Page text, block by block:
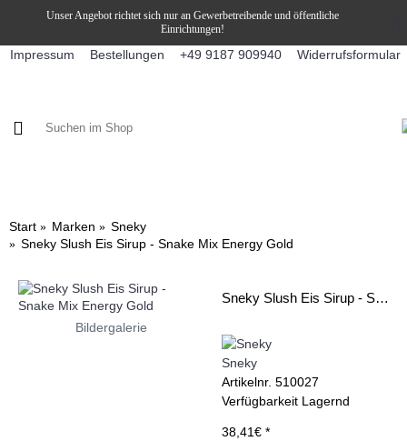
Unser Angebot richtet sich nur an Gewerbetreibende und öffentliche
Einrichtungen!
Impressum Bestellungen +49 9187 909940 Widerrufsformular
Start Marken
Sneky
Sneky Slush Eis Sirup - Snake Mix Energy Gold
Bildergalerie
Sneky Slush Eis Sirup - Snake Mix Energy Gold
Sneky
Artikelnr. 510027
Verfügbarkeit Lagernd
38,41€ *